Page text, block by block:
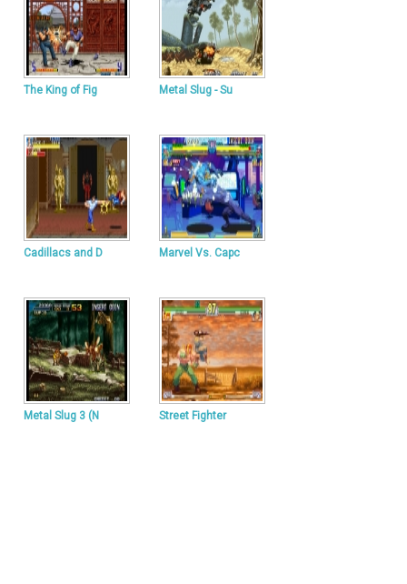
The King of Fig Metal Slug - Su
Cadillacs and D Marvel Vs. Capc
Metal Slug 3 (N Street Fighter